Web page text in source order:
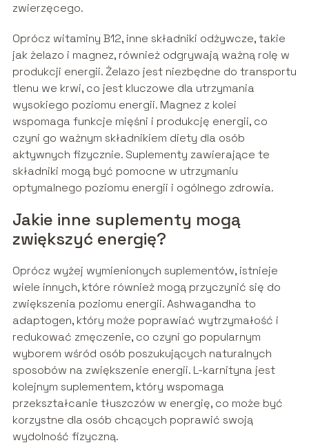
zwierzęcego.
Oprócz witaminy B12, inne składniki odżywcze, takie
jak żelazo i magnez, również odgrywają ważną rolę w
produkcji energii. Żelazo jest niezbędne do transportu
tlenu we krwi, co jest kluczowe dla utrzymania
wysokiego poziomu energii. Magnez z kolei
wspomaga funkcje mięśni i produkcję energii, co
czyni go ważnym składnikiem diety dla osób
aktywnych fizycznie. Suplementy zawierające te
składniki mogą być pomocne w utrzymaniu
optymalnego poziomu energii i ogólnego zdrowia.
Jakie inne suplementy mogą
zwiększyć energię?
Oprócz wyżej wymienionych suplementów, istnieje
wiele innych, które również mogą przyczynić się do
zwiększenia poziomu energii. Ashwagandha to
adaptogen, który może poprawiać wytrzymałość i
redukować zmęczenie, co czyni go popularnym
wyborem wśród osób poszukujących naturalnych
sposobów na zwiększenie energii. L-karnityna jest
kolejnym suplementem, który wspomaga
przekształcanie tłuszczów w energię, co może być
korzystne dla osób chcących poprawić swoją
wydolność fizyczną.